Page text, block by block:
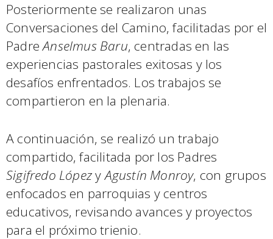
Posteriormente se realizaron unas
Conversaciones del Camino, facilitadas por el
PadreAnselmus Baru, centradas en las
experiencias pastorales exitosas y los
desafíos enfrentados. Los trabajos se
compartieron en la plenaria.
A continuación, se realizó un trabajo
compartido, facilitada por los Padres
Sigifredo LópezyAgustín Monroy, con grupos
enfocados en parroquias y centros
educativos, revisando avances y proyectos
para el próximo trienio.